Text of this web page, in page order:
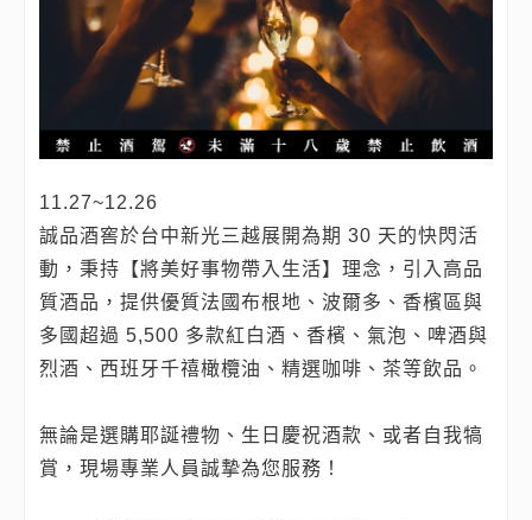
11.27~12.26
誠品酒窖於台中新光三越展開為期 30 天的快閃活
動，秉持【將美好事物帶入生活】理念，引入高品
質酒品，提供優質法國布根地、波爾多、香檳區與
多國超過 5,500 多款紅白酒、香檳、氣泡、啤酒與
烈酒、西班牙千禧橄欖油、精選咖啡、茶等飲品。
無論是選購耶誕禮物、生日慶祝酒款、或者自我犒
賞，現場專業人員誠摯為您服務！